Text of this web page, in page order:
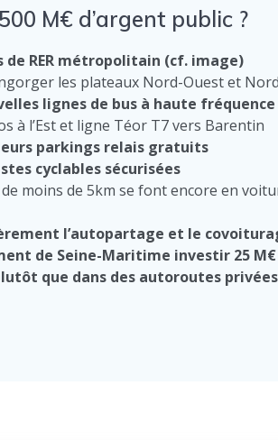
M€ d’argent public ?
de RER métropolitain (cf. image)
les plateaux Nord-Ouest et
lignes de bus à haute fréquence
à l’Est et ligne Téor T7 vers Barentin
parkings relais gratuits
cyclables sécurisées
moins de 5km se font encore en
l’autopartage et le
de Seine-Maritime investir 25 M€
que dans des autoroutes privées